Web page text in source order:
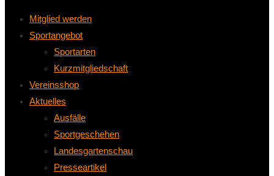
Mitglied werden
Sportangebot
Sportarten
Kurzmitgliedschaft
Vereinsshop
Aktuelles
Ausfälle
Sportgeschehen
Landesgartenschau
Presseartikel